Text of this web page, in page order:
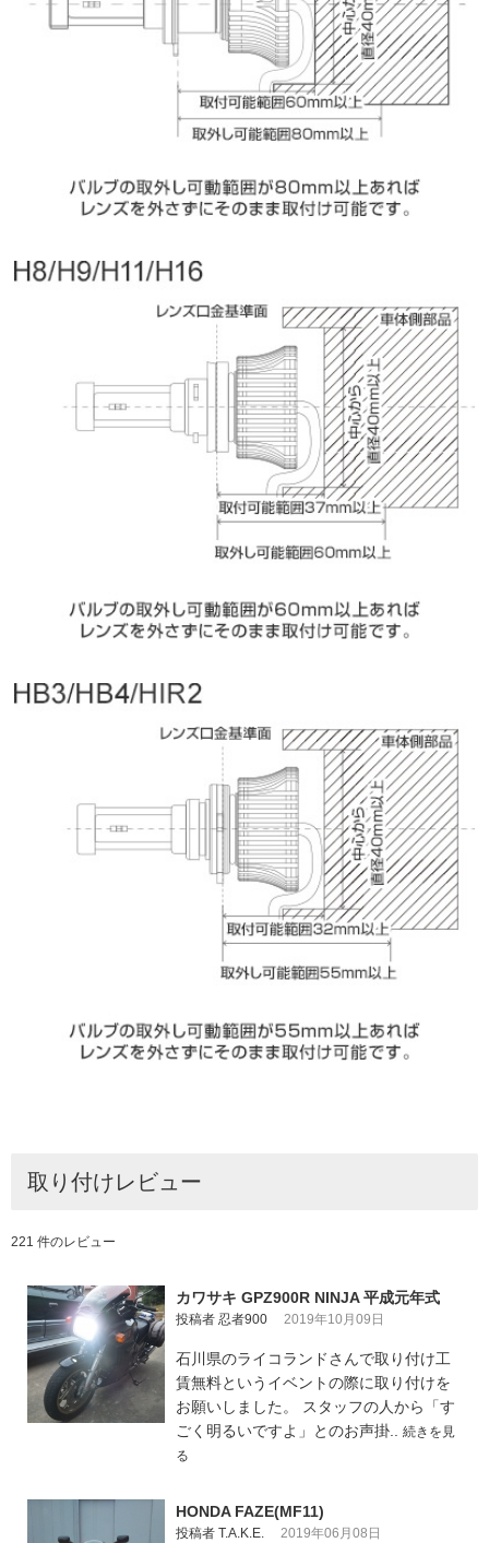
取り付けレビュー
221 件のレビュー
カワサキ GPZ900R NINJA 平成元年式
投稿者 忍者900 2019年10月09日
石川県のライコランドさんで取り付け工
賃無料というイベントの際に取り付けを
お願いしました。 スタッフの人から「す
ごく明るいですよ」とのお声掛.. 続きを見
る
HONDA FAZE(MF11)
投稿者 T.A.K.E. 2019年06月08日